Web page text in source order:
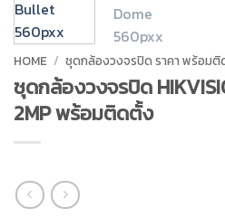
HOME / ชุดกล้องวงจรปิด ราคา พร้อม
ชุดกล้องวงจรปิด
2MP พร้อมติดตั้ง